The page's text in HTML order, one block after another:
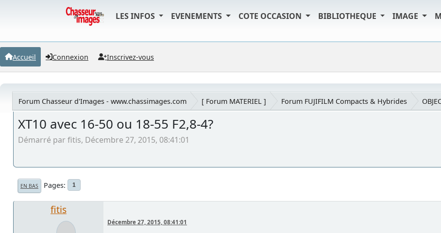
LES INFOS EVENEMENTS COTE OCCASION BIBLIOTHEQUE IMAGE
Accueil Connexion Inscrivez-vous
Forum Chasseur d'Images - www.chassimages.com [ Forum MATERIEL ] Forum FUJIFILM Compacts & Hybrides
XT10 avec 16-50 ou 18-55 F2,8-4?
Démarré par fitis, Décembre 27, 2015, 08:41:01
EN BAS Pages 1
fitis
Décembre 27, 2015, 08:41:01